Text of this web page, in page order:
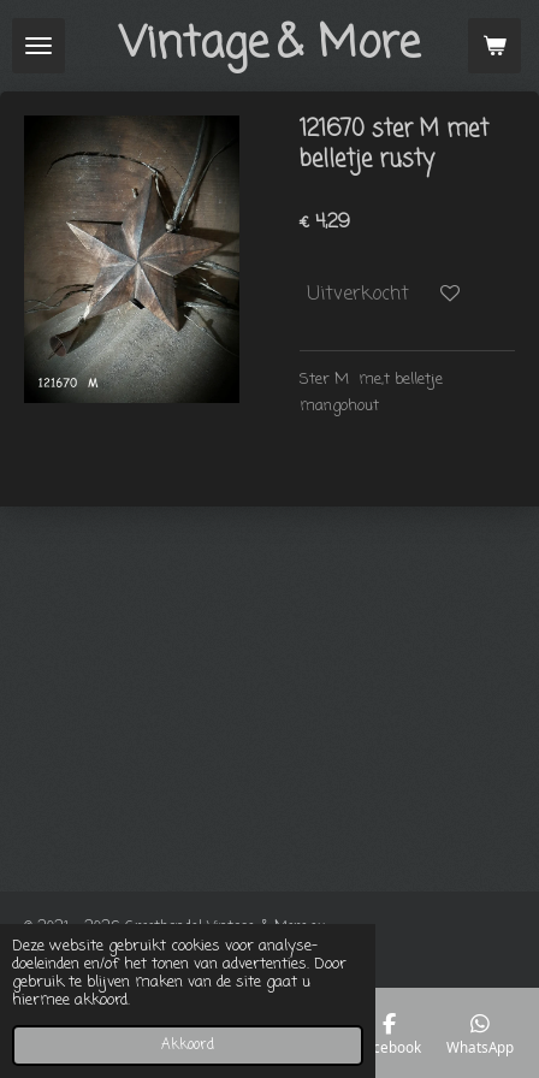
Deze website gebruikt cookies voor analyse-
doeleinden en/of het tonen van advertenties. Door
gebruik te blijven maken van de site gaat u
hiermee akkoord.
Akkoord
direct
Vintage& More
121670 ster M met
belletje rusty
€ 4,29
Uitverkocht
Ster M me,t belletje
mangohout
© 2021 - 2026 Groothandel Vintage & More.eu
Powered byJouwWeb
Telefoonnummer Facebook WhatsApp